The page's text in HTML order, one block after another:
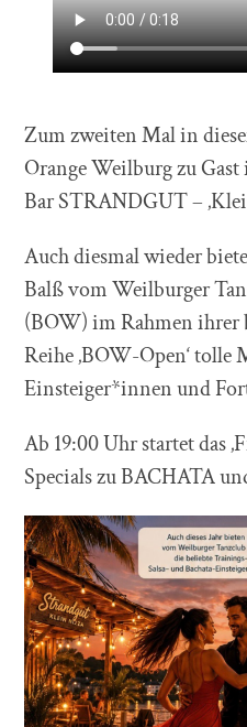
Zum zweiten Mal in
Orange Weilburg zu
Bar STRANDGUT –
Auch diesmal wieder
Balß vom Weilburger
(BOW) im Rahmen
Reihe ‚BOW-Open‘ tolle
Einsteiger*innen und
Ab 19:00 Uhr startet das
Specials zu BACHATA